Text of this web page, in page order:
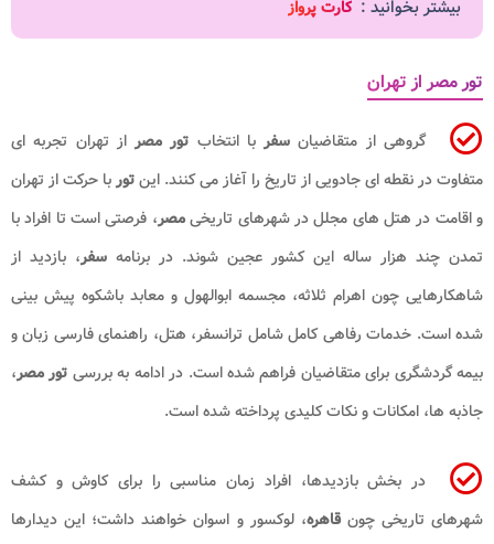
بیشتر بخوانید : کارت پرواز
تور مصر از تهران
گروهی از متقاضیان سفربا انتخاب تور مصراز تهران تجربه ای
متفاوت در نقطه ای جادویی از تاریخ را آغاز می کنند. اینتوربا حرکت از تهران
و اقامت در هتل های مجلل در شهرهای تاریخیمصر، فرصتی است تا افراد با
تمدن چند هزار ساله این کشور عجین شوند. در برنامه سفر، بازدید از
شاهکارهایی چون اهرام ثلاثه، مجسمه ابوالهول و معابد باشکوه پیش بینی
شده است. خدمات رفاهی کامل شامل ترانسفر، هتل، راهنمای فارسی زبان و
بیمه گردشگری برای متقاضیان فراهم شده است. در ادامه به بررسی تور مصر،
جاذبه ها، امکانات و نکات کلیدی پرداخته شده است.
در بخش بازدیدها، افراد زمان مناسبی را برای کاوش و کشف
شهرهای تاریخی چونقاهره، لوکسور و اسوان خواهند داشت؛ این دیدارها